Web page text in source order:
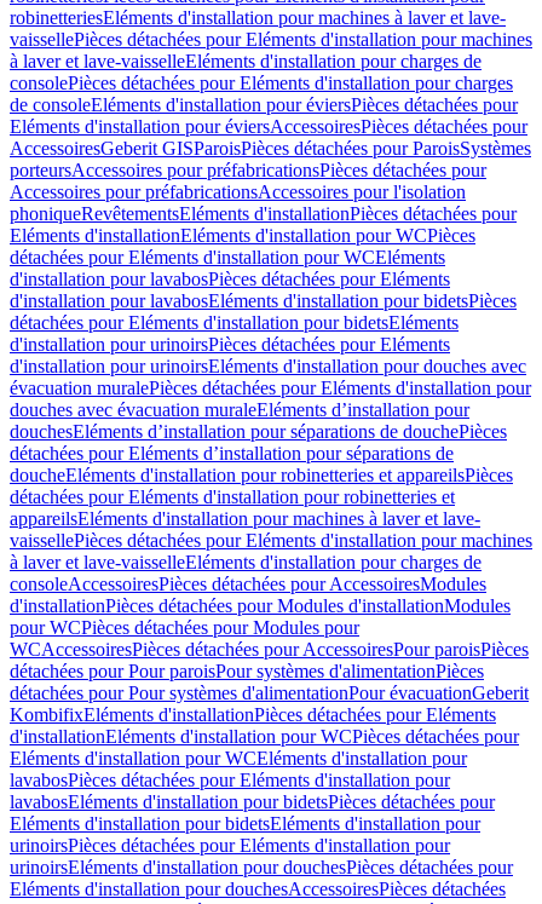
robinetteriesEléments d'installation pour machines à laver et lave-
vaissellePièces détachées pour Eléments d'installation pour machines
à laver et lave-vaisselleEléments d'installation pour charges de
consolePièces détachées pour Eléments d'installation pour charges
de consoleEléments d'installation pour éviersPièces détachées pour
Eléments d'installation pour éviersAccessoiresPièces détachées pour
AccessoiresGeberit GISParoisPièces détachées pour ParoisSystèmes
porteursAccessoires pour préfabricationsPièces détachées pour
Accessoires pour préfabricationsAccessoires pour l'isolation
phoniqueRevêtementsEléments d'installationPièces détachées pour
Eléments d'installationEléments d'installation pour WCPièces
détachées pour Eléments d'installation pour WCEléments
d'installation pour lavabosPièces détachées pour Eléments
d'installation pour lavabosEléments d'installation pour bidetsPièces
détachées pour Eléments d'installation pour bidetsEléments
d'installation pour urinoirsPièces détachées pour Eléments
d'installation pour urinoirsEléments d'installation pour douches avec
évacuation muralePièces détachées pour Eléments d'installation pour
douches avec évacuation muraleEléments d’installation pour
douchesEléments d’installation pour séparations de douchePièces
détachées pour Eléments d’installation pour séparations de
doucheEléments d'installation pour robinetteries et appareilsPièces
détachées pour Eléments d'installation pour robinetteries et
appareilsEléments d'installation pour machines à laver et lave-
vaissellePièces détachées pour Eléments d'installation pour machines
à laver et lave-vaisselleEléments d'installation pour charges de
consoleAccessoiresPièces détachées pour AccessoiresModules
d'installationPièces détachées pour Modules d'installationModules
pour WCPièces détachées pour Modules pour
WCAccessoiresPièces détachées pour AccessoiresPour paroisPièces
détachées pour Pour paroisPour systèmes d'alimentationPièces
détachées pour Pour systèmes d'alimentationPour évacuationGeberit
KombifixEléments d'installationPièces détachées pour Eléments
d'installationEléments d'installation pour WCPièces détachées pour
Eléments d'installation pour WCEléments d'installation pour
lavabosPièces détachées pour Eléments d'installation pour
lavabosEléments d'installation pour bidetsPièces détachées pour
Eléments d'installation pour bidetsEléments d'installation pour
urinoirsPièces détachées pour Eléments d'installation pour
urinoirsEléments d'installation pour douchesPièces détachées pour
Eléments d'installation pour douchesAccessoiresPièces détachées